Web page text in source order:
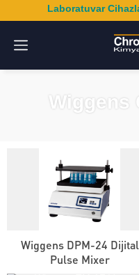
Laboratuvar
Wiggens
Wiggens DPM-24 Dijital
Pulse Mixer